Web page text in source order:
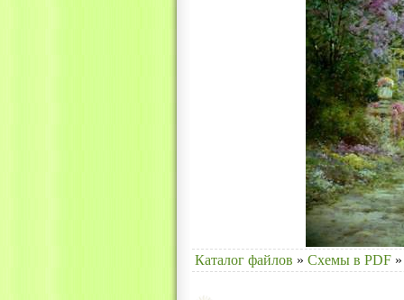
Каталог файлов » Схемы в PDF »